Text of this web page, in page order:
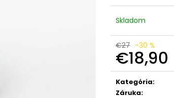
Skladom
€27 –30 %
€18,90
Jednotková
cena:
Kategória:
Záruka: